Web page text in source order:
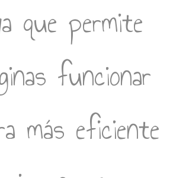
que permite
funcionar
más eficiente